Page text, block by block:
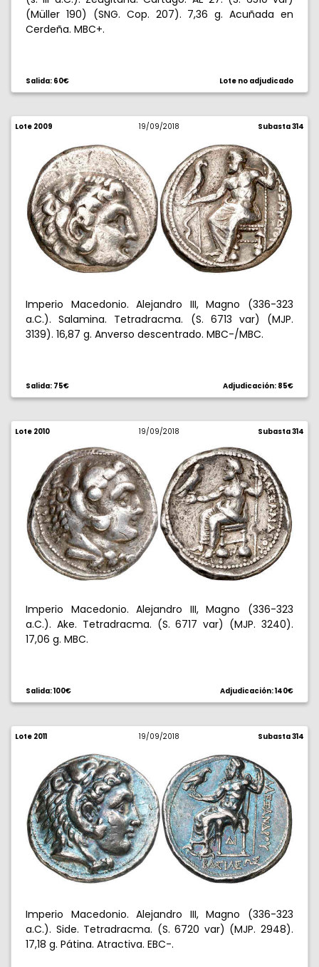
(Müller 190) (SNG. Cop. 207). 7,36 g. Acuñada en
Cerdeña. MBC+.
Salida: 60€ Lote no adjudicado
Lote 2009 19/09/2018 Subasta 314
Imperio Macedonio. Alejandro III, Magno (336-323
a.C.). Salamina. Tetradracma. (S. 6713 var) (MJP.
3139). 16,87 g. Anverso descentrado. MBC-/MBC.
Salida: 75€ Adjudicación: 85€
Lote 2010 19/09/2018 Subasta 314
Imperio Macedonio. Alejandro III, Magno (336-323
a.C.). Ake. Tetradracma. (S. 6717 var) (MJP. 3240).
17,06 g. MBC.
Salida: 100€ Adjudicación: 140€
Lote 2011 19/09/2018 Subasta 314
Imperio Macedonio. Alejandro III, Magno (336-323
a.C.). Side. Tetradracma. (S. 6720 var) (MJP. 2948).
17,18 g. Pátina. Atractiva. EBC-.